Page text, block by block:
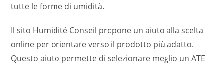
tutte le forme di umidità.
Il sito Humidité Conseil propone un aiuto alla scelta
online per orientare verso il prodotto più adatto.
Questo aiuto permette di selezionare meglio un ATE